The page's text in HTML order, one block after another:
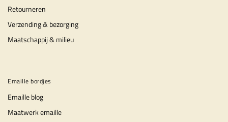
Retourneren
Verzending & bezorging
Maatschappij & milieu
Emaille bordjes
Emaille blog
Maatwerk emaille